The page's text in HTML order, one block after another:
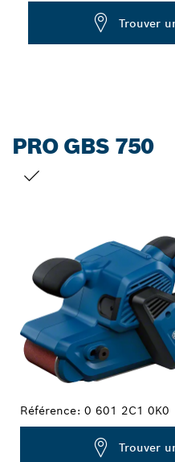
Trouver
PRO GBS 750
Référence: 0 601 2C1 0K0
Trouver